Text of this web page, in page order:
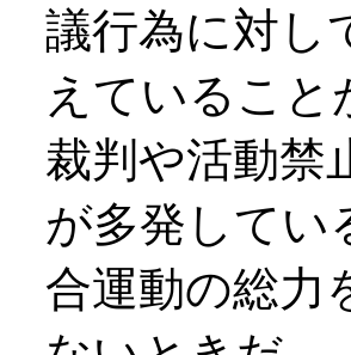
議行為に対し
えていること
裁判や活動禁
が多発してい
合運動の総力